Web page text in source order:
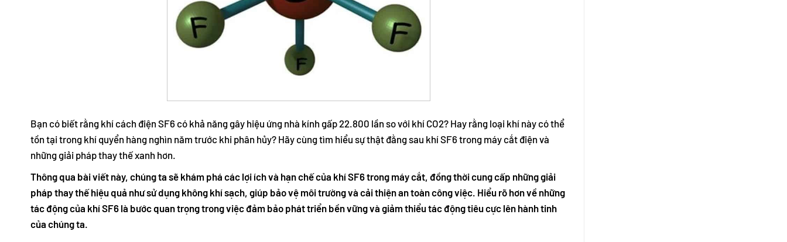
Bạn có biết rằng khí cách điện SF6 có khả năng gây hiệu ứng nhà kính gấp 22.800 lần so với khí CO2? Hay rằng loại khí này có thể
tồn tại trong khí quyển hàng nghìn năm trước khi phân hủy? Hãy cùng tìm hiểu sự thật đằng sau khí SF6 trong máy cắt điện và
những giải pháp thay thế xanh hơn.
Thông qua bài viết này, chúng ta sẽ khám phá các lợi ích và hạn chế của khí SF6 trong máy cắt, đồng thời cung cấp những giải
pháp thay thế hiệu quả như sử dụng không khí sạch, giúp bảo vệ môi trường và cải thiện an toàn công việc. Hiểu rõ hơn về những
tác động của khí SF6 là bước quan trọng trong việc đảm bảo phát triển bền vững và giảm thiểu tác động tiêu cực lên hành tinh
của chúng ta.